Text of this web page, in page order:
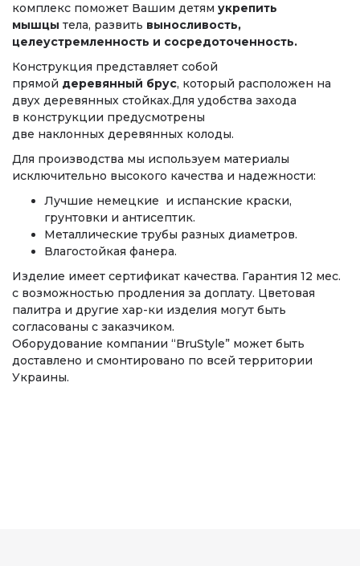
комплекс поможет Вашим детям укрепить
мышцы тела, развить выносливость,
целеустремленность и сосредоточенность.
Конструкция представляет собой
прямой деревянный брус, который расположен на
двух деревянных стойках.Для удобства захода
в конструкции предусмотрены
две наклонных деревянных колоды.
Для производства мы используем материалы
исключительно высокого качества и надежности:
Лучшие немецкие и испанские краски,
грунтовки и антисептик.
Металлические трубы разных диаметров.
Влагостойкая фанера.
Изделие имеет сертификат качества. Гарантия 12 мес.
с возможностью продления за доплату. Цветовая
палитра и другие хар-ки изделия могут быть
согласованы с заказчиком.
Оборудование компании “BruStyle” может быть
доставлено и смонтировано по всей территории
Украины.